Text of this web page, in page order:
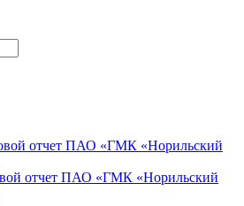
отчет ПАО «ГМК «Норильский
отчет ПАО «ГМК «Норильский